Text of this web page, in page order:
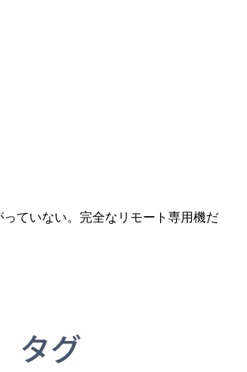
ていない。完全なリモート専用機だ